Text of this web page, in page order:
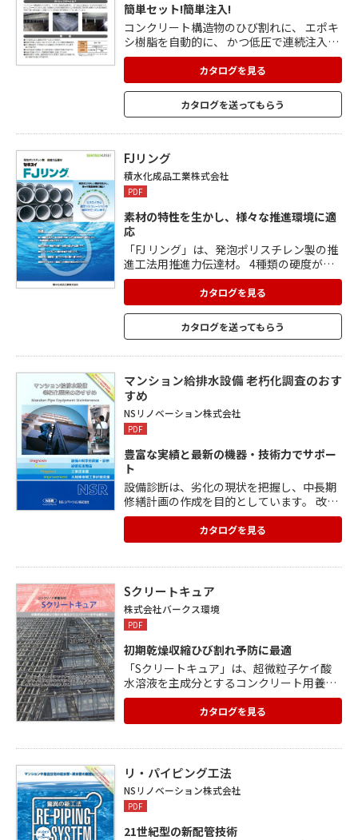
簡単セット!簡単注入!
コンクリート構造物のひび割れに、 エポキ
シ樹脂を自動的に、 かつ低圧で連続注入す
るための器具です。 特長 ・バネ加圧によ
り、最後まで均一に注入できます。 ・樹脂
を充填した後は、ひねってセット、 戻して
注入開始の簡単設計。 ・注入開始後は、バ
ネ加圧により自動注入されますので、 少人
カタログを見る
カタログを送ってもらう
FJリング
積水化成品工業株式会社
PDF
素材の特性を生かし、様々な推進環境に適
応
「FJ リング」は、発泡ポリスチレン製の推
進工法用推進力伝達材。 4種類の硬度があ
り、それぞれの「応力～歪み特性」の使い
分け(発泡倍率を選定す)ることで、曲線推
進に対応。 応力を広い範囲で分散し、必要
な推力を伝達。 ポイントタッチによる管の
破損を防ぎます。 耐水性・耐酸性・耐アル
カタログを見る
カタログを送ってもらう
マンション給排水設備 老朽化調査のおす
すめ
NSリノベーション株式会社
PDF
豊富な実績と最新の機器・技術力でサポー
ト
設備診断は、劣化の現状を把握し、中長期
修繕計画の作成を目的としています。 改修
工事No.1の専門技術者が診断を行い、設備
老朽化診断5,500件の実績を誇ります。 診
断結果に基づき、総合的に分析したわかり
伝いします。 写真と映像による診断報告会
を実施。
カタログを見る
Sクリートキュア
株式会社バークス環境
PDF
初期乾燥収縮ひび割れ予防に最適
「Sクリートキュア」は、超微粒子ケイ酸
水溶液を主成分とするコンクリート用養生
材。 新設コンクリートの打設・脱枠直後の
表面に散布すると、表層のセメント成分と
反応して不溶性のゲル状物質を生成。 この
部に水和反応に必要な水分を保ち続けま
す。 初期乾燥収縮ひび割れの発現を抑制
し、密度と強度に優れたコンクリートの硬
化プロセスを実現。 構造物の超寿命化に貢
献します。
カタログを見る
リ・パイピング工法
NSリノベーション株式会社
PDF
21世紀型の新配管技術